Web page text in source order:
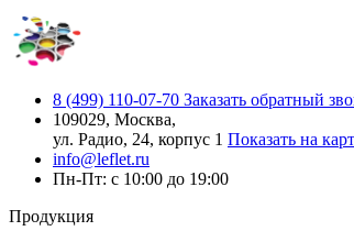
8 (499) 110-07-70 Заказать обратный
109029, Москва,
ул. Радио, 24, корпус 1 Показать на
info@leflet.ru
Пн-Пт: с 10:00 до 19:00
Продукция